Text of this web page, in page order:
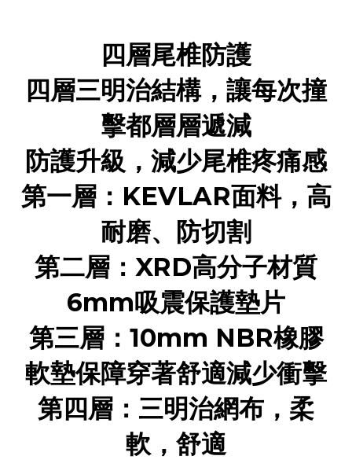
四層尾椎防護
四層三明治結構，讓每次撞
擊都層層遞減
防護升級，減少尾椎疼痛感
第一層：KEVLAR面料，高
耐磨、防切割
第二層：XRD高分子材質
6mm吸震保護墊片
第三層：10mm NBR橡膠
軟墊保障穿著舒適減少衝擊
第四層：三明治網布，柔
軟，舒適